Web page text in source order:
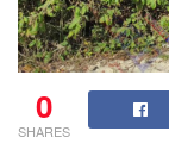
0
SHARES